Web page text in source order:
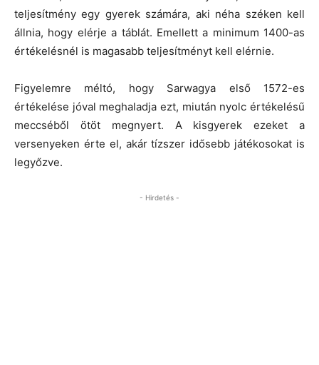
teljesítmény egy gyerek számára, aki néha széken kell
állnia, hogy elérje a táblát. Emellett a minimum 1400-as
értékelésnél is magasabb teljesítményt kell elérnie.
Figyelemre méltó, hogy Sarwagya első 1572-es
értékelése jóval meghaladja ezt, miután nyolc értékelésű
meccséből ötöt megnyert. A kisgyerek ezeket a
versenyeken érte el, akár tízszer idősebb játékosokat is
legyőzve.
- Hirdetés -